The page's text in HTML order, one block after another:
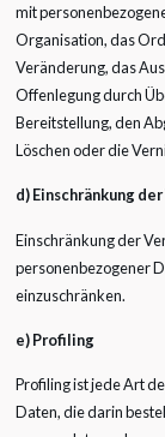
mit
Organisation, das
Veränderung, das
Offenlegung durch
Bereitstellung, den
Löschen oder die
d) Einschränkung
Einschränkung der
personenbezogener
einzuschränken.
e) Profiling
Profiling ist jede Art
Daten, die darin